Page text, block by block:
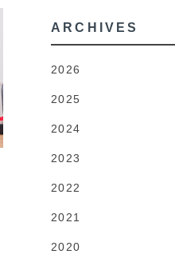
ARCHIVES
2026
2025
2024
2023
2022
2021
2020